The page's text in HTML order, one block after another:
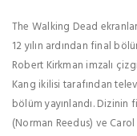
The Walking Dead
12 yılın ardından final
Robert Kirkman imzalı
Kang ikilisi tarafından
bölüm yayınlandı.
(Norman Reedus) ve